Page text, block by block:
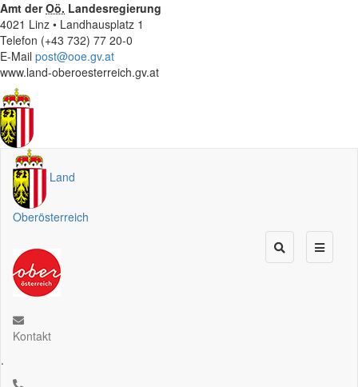
Amt derOö. Landesregierung
4021 Linz • Landhausplatz 1
Telefon (+43 732) 77 20-0
E-Mail post@ooe.gv.at
www.land-oberoesterreich.gv.at
Land
Oberösterreich
Kontakt
.